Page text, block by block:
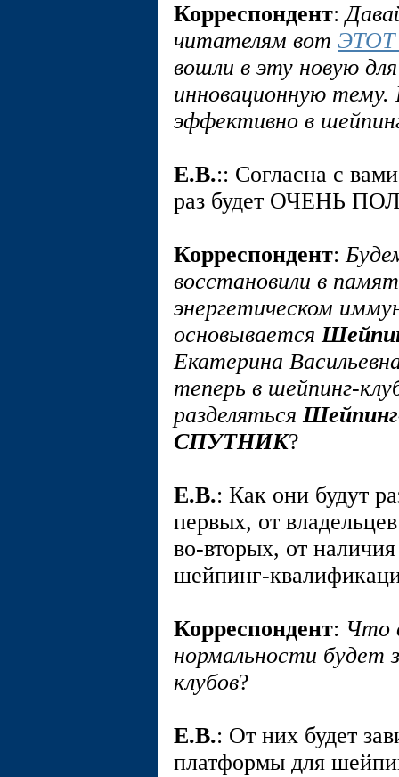
Корреспондент:
читателям вот
вошли в эту новую
инновационную
эффективно в
E.В.:: Согласна с
раз будет ОЧЕНЬ
Корреспондент:
восстановили в
энергетическом
основывается
Екатерина
теперь в шейпинг-
разделяться
СПУТНИК?
E.В.: Как они будут
первых, от
во-вторых, от
шейпинг-
Корреспондент: Что
нормальности будет
клубов?
E.В.: От них будет
платформы для